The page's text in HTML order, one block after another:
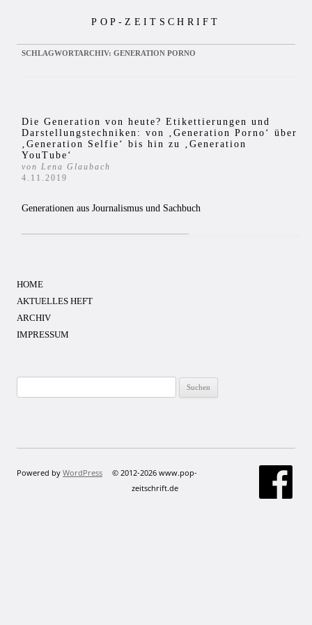
POP-ZEITSCHRIFT
SCHLAGWORTARCHIV: GENERATION PORNO
Die Generation von heute? Etikettierungen und
Darstellungstechniken: von ‚Generation Porno‘ über
‚Generation Selfie‘ bis hin zu ‚Generation
YouTube‘
von Lena Glaubach
4.11.2019
Generationen aus Journalismus und Sachbuch
HOME
AKTUELLES HEFT
ARCHIV
IMPRESSUM
nach:
Powered by WordPress
© 2012-2026 www.pop-
zeitschrift.de